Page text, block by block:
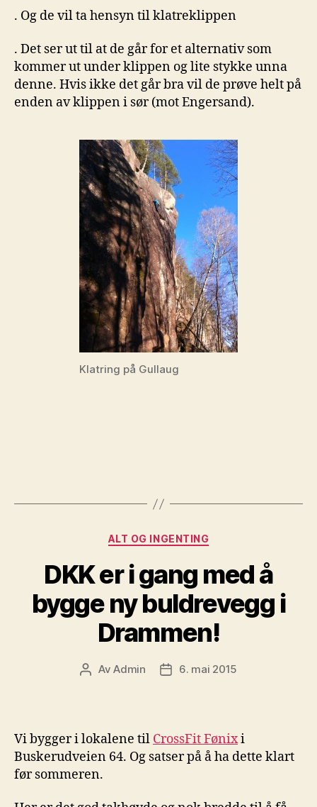
. Og de vil ta hensyn til klatreklippen
. Det ser ut til at de går for et alternativ som
kommer ut under klippen og lite stykke unna
denne. Hvis ikke det går bra vil de prøve helt på
enden av klippen i sør (mot Engersand).
Klatring på Gullaug
Kategorier
ALT OG INGENTING
DKK er i gang med å
bygge ny buldrevegg i
Drammen!
Innleggsforfatter
AvAdmin Publiseringsdato
6. mai 2015
Vi bygger i lokalene til CrossFit Fønixi
Buskerudveien 64. Og satser på å ha dette klart
før sommeren.